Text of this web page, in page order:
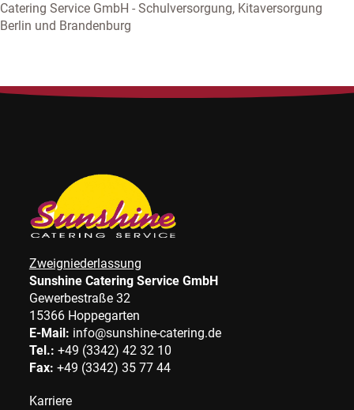
Catering Service GmbH - Schulversorgung, Kitaversorgung
Berlin und Brandenburg
Zweigniederlassung
Sunshine Catering Service GmbH
Gewerbestraße 32
15366 Hoppegarten
E-Mail: info@sunshine-catering.de
Tel.: +49 (3342) 42 32 10
Fax: +49 (3342) 35 77 44
Karriere